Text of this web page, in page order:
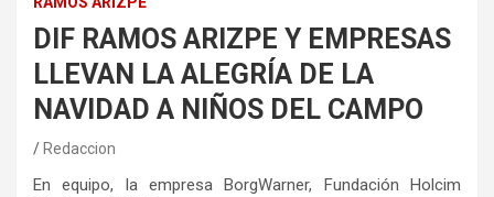
DIF RAMOS ARIZPE Y EMPRESAS
LLEVAN LA ALEGRÍA DE LA
NAVIDAD A NIÑOS DEL CAMPO
Redaccion
En equipo, la empresa BorgWarner, Fundación Holcim